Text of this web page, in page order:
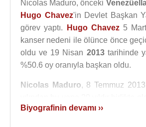
Nicolas Maduro, önceki
Hugo Chavez'in Devlet Başkan
görev yaptı.
Hugo Chavez5
kanser nedeni ile ölünce önce
oldu ve 19 Nisan 2013tarihinde
%50.6 oy oranıyla başkan oldu.
Nicolas Maduro, 8 Temmuz
başkanı ve şimdiki Venezuela
Biyografinin devamı ››